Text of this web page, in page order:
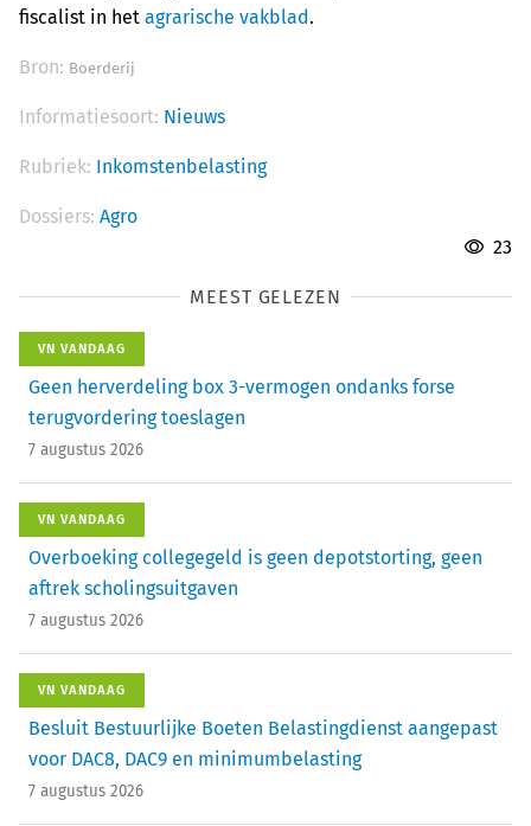
fiscalist in het agrarische vakblad.
Bron: Boerderij
Informatiesoort: Nieuws
Rubriek: Inkomstenbelasting
Dossiers: Agro
23
MEEST GELEZEN
VN VANDAAG
Geen herverdeling box 3-vermogen ondanks forse
terugvordering toeslagen
7 augustus 2026
VN VANDAAG
Overboeking collegegeld is geen depotstorting, geen
aftrek scholingsuitgaven
7 augustus 2026
VN VANDAAG
Besluit Bestuurlijke Boeten Belastingdienst aangepast
voor DAC8, DAC9 en minimumbelasting
7 augustus 2026